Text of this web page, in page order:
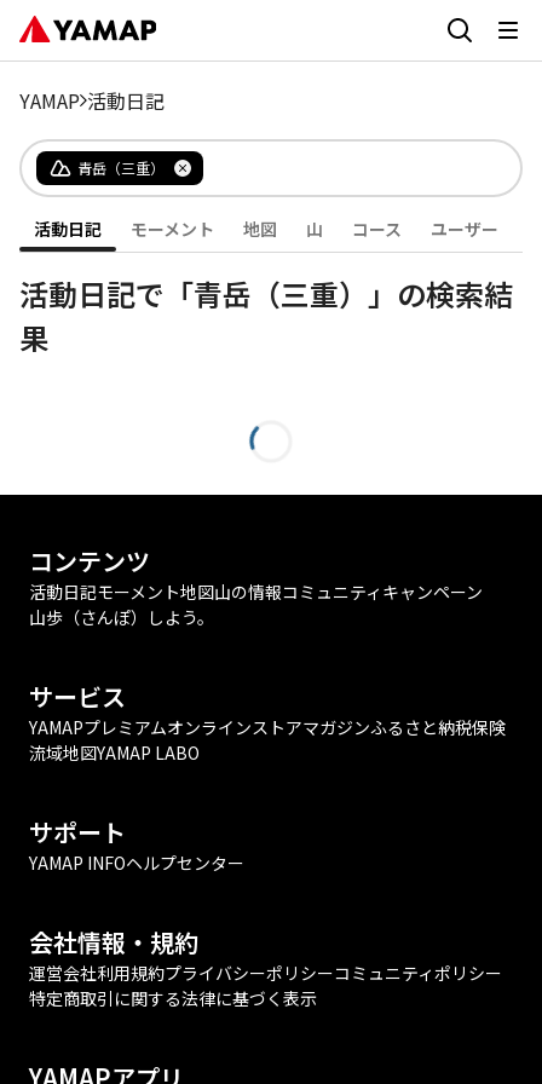
YAMAP 活動日記
青岳（三重）
活動日記 モーメント 地図 山 コース ユーザー
活動日記で「青岳（三重）」の検索結
果
コンテンツ
活動日記モーメント地図山の情報コミュニティ キャンペーン
山歩（さんぽ）しよう。
サービス
YAMAPプレミアムオンラインストアマガジンふるさと納税保険
流域地図YAMAP LABO
サポート
YAMAP INFOヘルプセンター
会社情報・規約
運営会社利用規約プライバシーポリシーコミュニティポリシー
特定商取引に関する法律に基づく表示